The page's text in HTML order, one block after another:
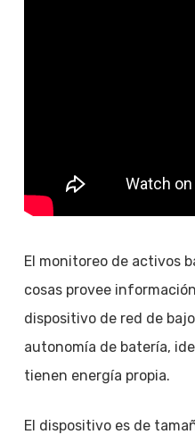
El monitoreo de activos
cosas provee
dispositivo de red de
autonomía de batería,
tienen energía propia.
El dispositivo es de